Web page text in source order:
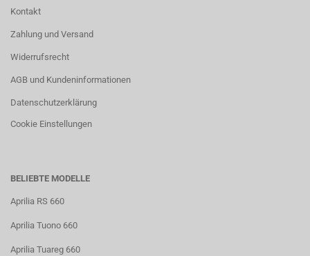
Kontakt
Zahlung und Versand
Widerrufsrecht
AGB und Kundeninformationen
Datenschutzerklärung
Cookie Einstellungen
BELIEBTE MODELLE
Aprilia RS 660
Aprilia Tuono 660
Aprilia Tuareg 660